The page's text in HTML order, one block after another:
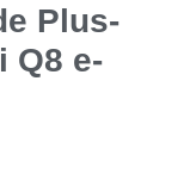
Plus-
Q8 e-